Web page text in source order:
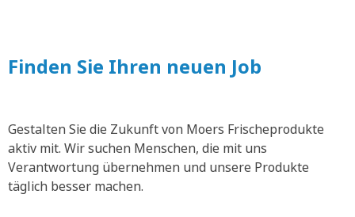
Finden Sie Ihren neuen Job
Gestalten Sie die Zukunft von Moers Frischeprodukte
aktiv mit. Wir suchen Menschen, die mit uns
Verantwortung übernehmen und unsere Produkte
täglich besser machen.